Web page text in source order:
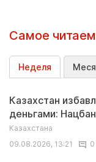
Самое
Неделя
Казахстан
деньгами:
Казахстана
09.08.2026, 13:21
0